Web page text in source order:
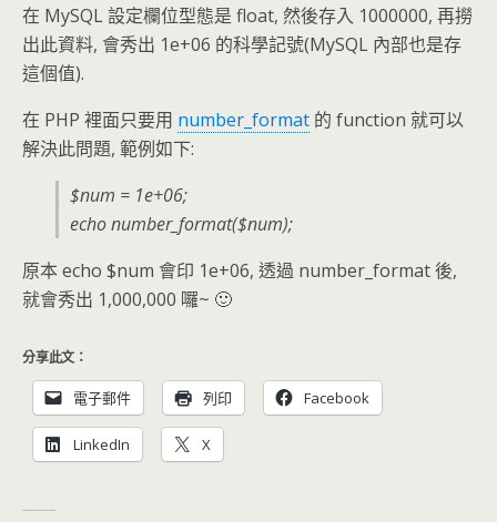
在 MySQL 設定欄位型態是 float, 然後存入 1000000, 再撈
出此資料, 會秀出 1e+06 的科學記號(MySQL 內部也是存
這個值).
在 PHP 裡面只要用 number_format 的 function 就可以
解決此問題, 範例如下:
$num = 1e+06;
echo number_format($num);
原本 echo $num 會印 1e+06, 透過 number_format 後,
就會秀出 1,000,000 囉~ 🙂
分享此文：
電子郵件 列印 Facebook
LinkedIn X